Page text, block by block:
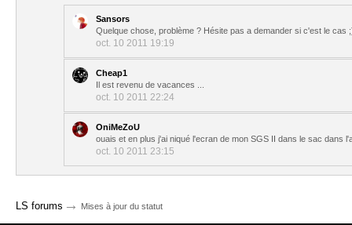
Sansors
Quelque chose, problème ? Hésite pas a demander si c'est le cas
oct. 10 2011 19:19
Cheap1
Il est revenu de vacances ...
oct. 10 2011 22:24
OniMeZoU
ouais et en plus j'ai niqué l'ecran de mon SGS II dans le sac dans
oct. 10 2011 23:15
LS forums → Mises à jour du statut